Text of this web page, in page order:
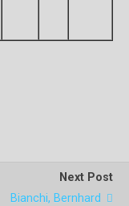
Next Post
Bianchi, Bernhard